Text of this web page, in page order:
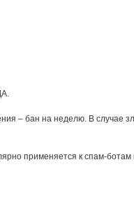
– бан на неделю. В случае
применяется к спам-